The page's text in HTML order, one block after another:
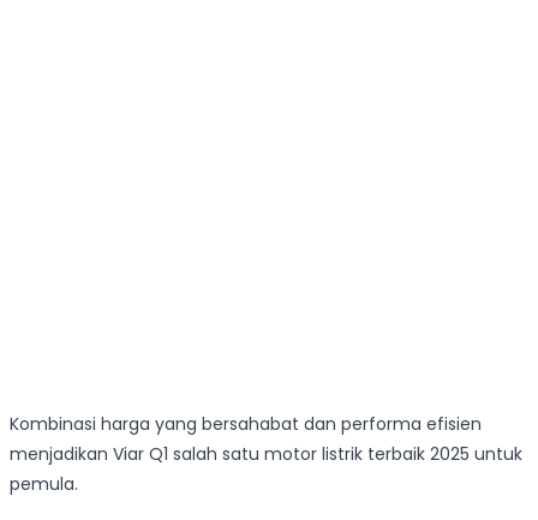
Kombinasi harga yang bersahabat dan performa efisien
menjadikan Viar Q1 salah satu motor listrik terbaik 2025 untuk
pemula.